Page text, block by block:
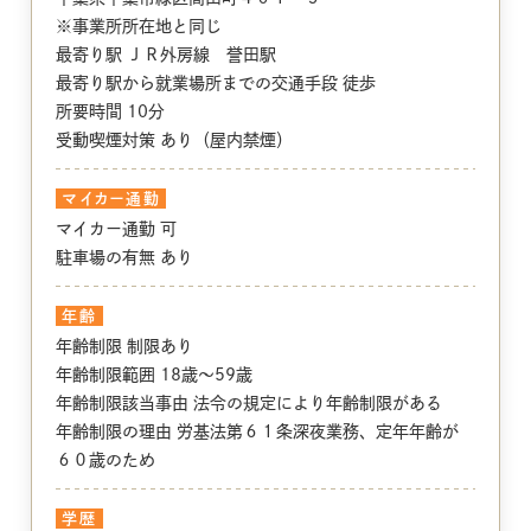
※事業所所在地と同じ
最寄り駅 ＪＲ外房線 誉田駅
最寄り駅から就業場所までの交通手段 徒歩
所要時間 10分
受動喫煙対策 あり（屋内禁煙）
マイカー通勤
マイカー通勤 可
駐車場の有無 あり
年齢
年齢制限 制限あり
年齢制限範囲 18歳〜59歳
年齢制限該当事由 法令の規定により年齢制限がある
年齢制限の理由 労基法第６１条深夜業務、定年年齢が
６０歳のため
学歴